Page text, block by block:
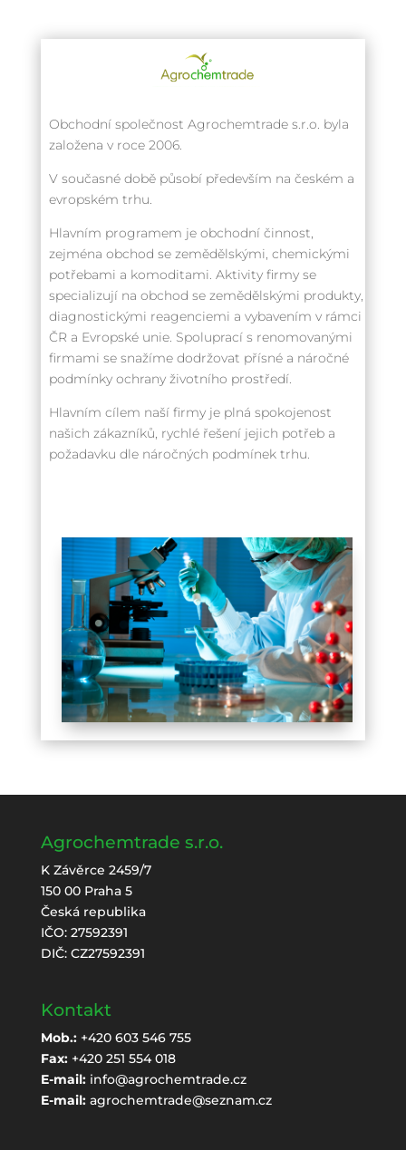
Obchodní společnost Agrochemtrade s.r.o. byla
založena v roce 2006.
V současné době působí především na českém a
evropském trhu.
Hlavním programem je obchodní činnost,
zejména obchod se zemědělskými, chemickými
potřebami a komoditami. Aktivity firmy se
specializují na obchod se zemědělskými produkty,
diagnostickými reagenciemi a vybavením v rámci
ČR a Evropské unie. Spoluprací s renomovanými
firmami se snažíme dodržovat přísné a náročné
podmínky ochrany životního prostředí.
Hlavním cílem naší firmy je plná spokojenost
našich zákazníků, rychlé řešení jejich potřeb a
požadavku dle náročných podmínek trhu.
Agrochemtrade s.r.o.
K Závěrce 2459/7
150 00 Praha 5
Česká republika
IČO: 27592391
DIČ: CZ27592391
Kontakt
Mob.:+420 603 546 755
Fax:+420 251 554 018
E-mail: info@agrochemtrade.cz
E-mail: agrochemtrade@seznam.cz